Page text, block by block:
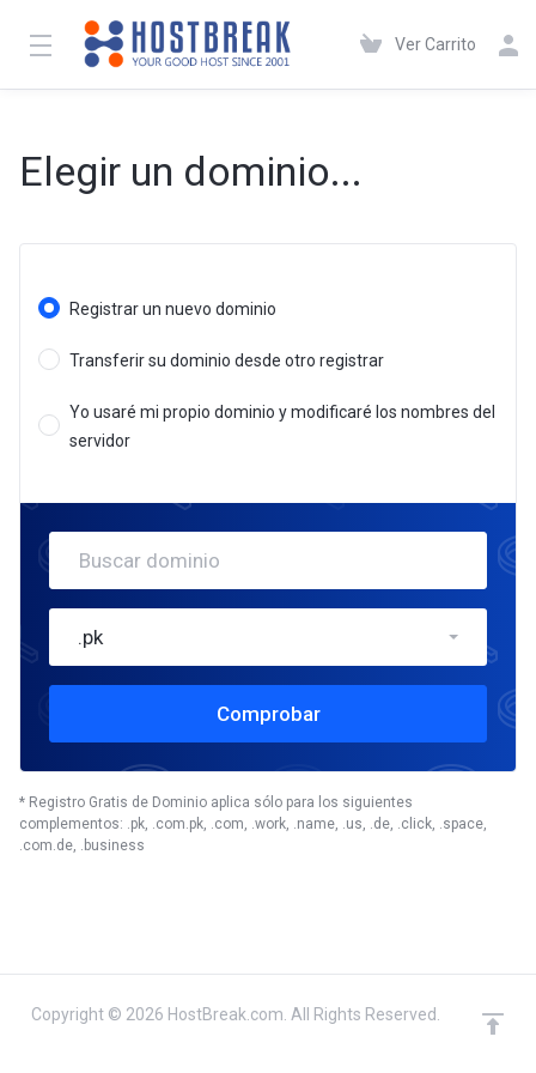
Ver Carrito
Elegir un dominio...
Registrar un nuevo dominio
Transferir su dominio desde otro registrar
Yo usaré mi propio dominio y modificaré los nombres del
servidor
.pk
Comprobar
* Registro Gratis de Dominio aplica sólo para los siguientes
complementos: .pk, .com.pk, .com, .work, .name, .us, .de, .click, .space,
.com.de, .business
dominio(s) seleccionado Continuar
Copyright © 2026 HostBreak.com. All Rights Reserved.